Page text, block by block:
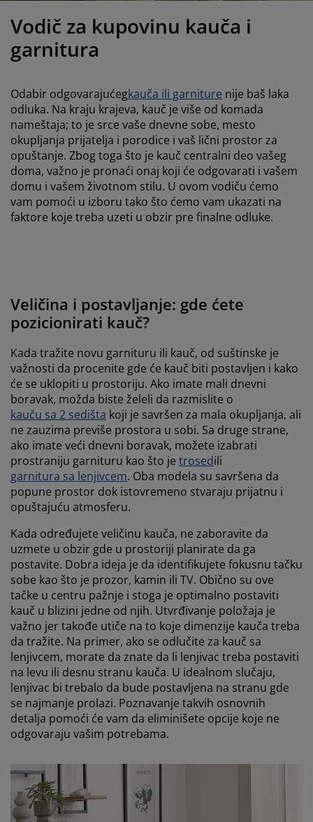
kreveta sa prostorom za odlaganje
dušeci
kreveti
i zaštita nameštaja
rasveta
Vodič za kupovinu kauča i
garnitura
Odabir odgovarajućegkauča ili garniture nije baš laka
odluka. Na kraju krajeva, kauč je više od komada
nameštaja; to je srce vaše dnevne sobe, mesto
okupljanja prijatelja i porodice i vaš lični prostor za
opuštanje. Zbog toga što je kauč centralni deo vašeg
doma, važno je pronaći onaj koji će odgovarati i vašem
domu i vašem životnom stilu. U ovom vodiču ćemo
vam pomoći u izboru tako što ćemo vam ukazati na
faktore koje treba uzeti u obzir pre finalne odluke.
Veličina i postavljanje: gde ćete
pozicionirati kauč?
Kada tražite novu garnituru ili kauč, od suštinske je
važnosti da procenite gde će kauč biti postavljen i kako
će se uklopiti u prostoriju. Ako imate mali dnevni
boravak, možda biste želeli da razmislite o
kauču sa 2 sedišta koji je savršen za mala okupljanja, ali
ne zauzima previše prostora u sobi. Sa druge strane,
ako imate veći dnevni boravak, možete izabrati
prostraniju garnituru kao što je trosedili
garnitura sa lenjivcem. Oba modela su savršena da
popune prostor dok istovremeno stvaraju prijatnu i
opuštajuću atmosferu.
Kada određujete veličinu kauča, ne zaboravite da
uzmete u obzir gde u prostoriji planirate da ga
postavite. Dobra ideja je da identifikujete fokusnu tačku
sobe kao što je prozor, kamin ili TV. Obično su ove
tačke u centru pažnje i stoga je optimalno postaviti
kauč u blizini jedne od njih. Utvrđivanje položaja je
važno jer takođe utiče na to koje dimenzije kauča treba
da tražite. Na primer, ako se odlučite za kauč sa
lenjivcem, morate da znate da li lenjivac treba postaviti
na levu ili desnu stranu kauča. U idealnom slučaju,
lenjivac bi trebalo da bude postavljena na stranu gde
se najmanje prolazi. Poznavanje takvih osnovnih
detalja pomoći će vam da eliminišete opcije koje ne
odgovaraju vašim potrebama.